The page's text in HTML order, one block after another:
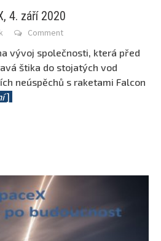
4. září 2020
Comment
vývoj společnosti, která před
štika do stojatých vod
neúspěchů s raketami Falcon
]